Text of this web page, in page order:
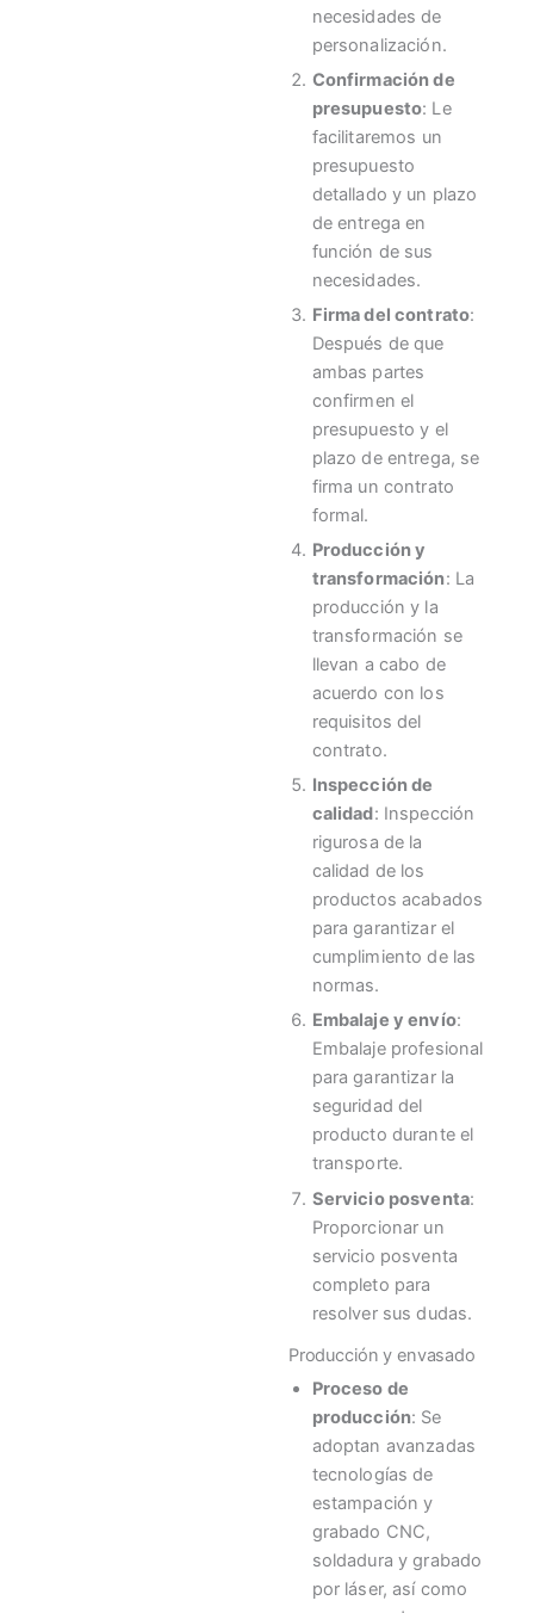
necesidades de
personalización.
Confirmación de
presupuesto: Le
facilitaremos un
presupuesto
detallado y un plazo
de entrega en
función de sus
necesidades.
Firma del contrato:
Después de que
ambas partes
confirmen el
presupuesto y el
plazo de entrega, se
firma un contrato
formal.
Producción y
transformación: La
producción y la
transformación se
llevan a cabo de
acuerdo con los
requisitos del
contrato.
Inspección de
calidad: Inspección
rigurosa de la
calidad de los
productos acabados
para garantizar el
cumplimiento de las
normas.
Embalaje y envío:
Embalaje profesional
para garantizar la
seguridad del
producto durante el
transporte.
Servicio posventa:
Proporcionar un
servicio posventa
completo para
resolver sus dudas.
Producción y envasado
Proceso de
producción: Se
adoptan avanzadas
tecnologías de
estampación y
grabado CNC,
soldadura y grabado
por láser, así como